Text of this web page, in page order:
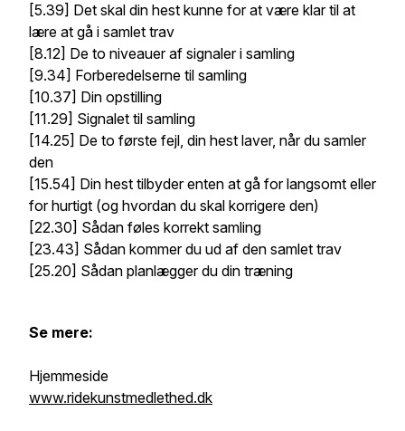
[5.39] Det skal din hest kunne for at være klar til at
lære at gå i samlet trav
[8.12] De to niveauer af signaler i samling
[9.34] Forberedelserne til samling
[10.37] Din opstilling
[11.29] Signalet til samling
[14.25] De to første fejl, din hest laver, når du samler
den
[15.54] Din hest tilbyder enten at gå for langsomt eller
for hurtigt (og hvordan du skal korrigere den)
[22.30] Sådan føles korrekt samling
[23.43] Sådan kommer du ud af den samlet trav
[25.20] Sådan planlægger du din træning
Se mere:
Hjemmeside
www.ridekunstmedlethed.dk